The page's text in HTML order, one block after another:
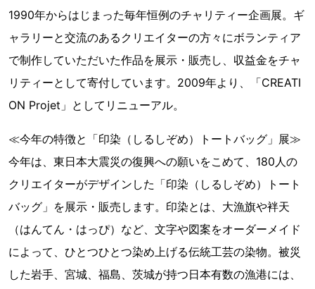
1990年からはじまった毎年恒例のチャリティー企画展。ギ
ャラリーと交流のあるクリエイターの方々にボランティア
で制作していただいた作品を展示・販売し、収益金をチャ
リティーとして寄付しています。2009年より、「CREATI
ON Projet」としてリニューアル。
≪今年の特徴と「印染（しるしぞめ）トートバッグ」展≫
今年は、東日本大震災の復興への願いをこめて、180人の
クリエイターがデザインした「印染（しるしぞめ）トート
バッグ」を展示・販売します。印染とは、大漁旗や袢天
（はんてん・はっぴ）など、文字や図案をオーダーメイド
によって、ひとつひとつ染め上げる伝統工芸の染物。被災
した岩手、宮城、福島、茨城が持つ日本有数の漁港には、